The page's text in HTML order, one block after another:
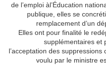
de l’emploi àl’Éducation
publique, elles se
remplacement d’un
Elles ont pour finalité le
supplémentaires et
l’acceptation des
voulu par le ministre